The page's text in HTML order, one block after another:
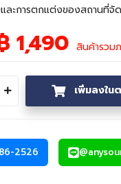
ละการตกแต่งของสถานที่
1,490 สินค้ารวม
เพิ่มจำนวน เพิ่มลงใน
2526
ทรศัพท์